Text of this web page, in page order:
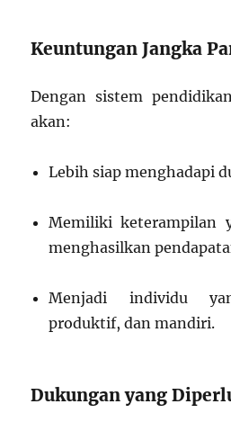
Keuntungan Jangka
Dengan sistem
akan:
Lebih siap menghadapi
Memiliki keterampilan
menghasilkan
Menjadi individu
produktif, dan mandiri.
Dukungan yang